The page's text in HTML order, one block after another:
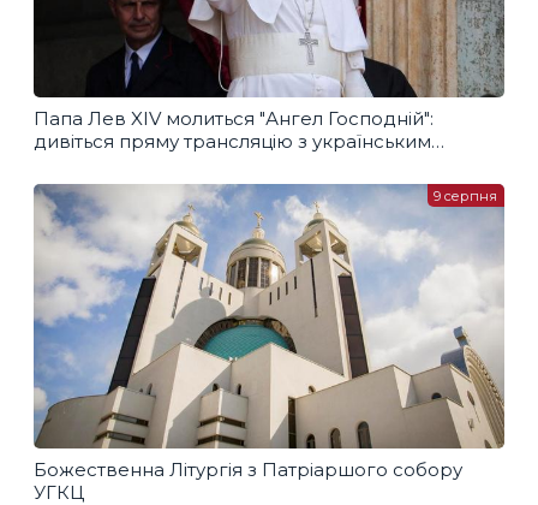
Папа Лев XIV молиться "Ангел Господній":
дивіться пряму трансляцію з українським
Божественна Літургія з Патріаршого собору
УГКЦ
9 серпня